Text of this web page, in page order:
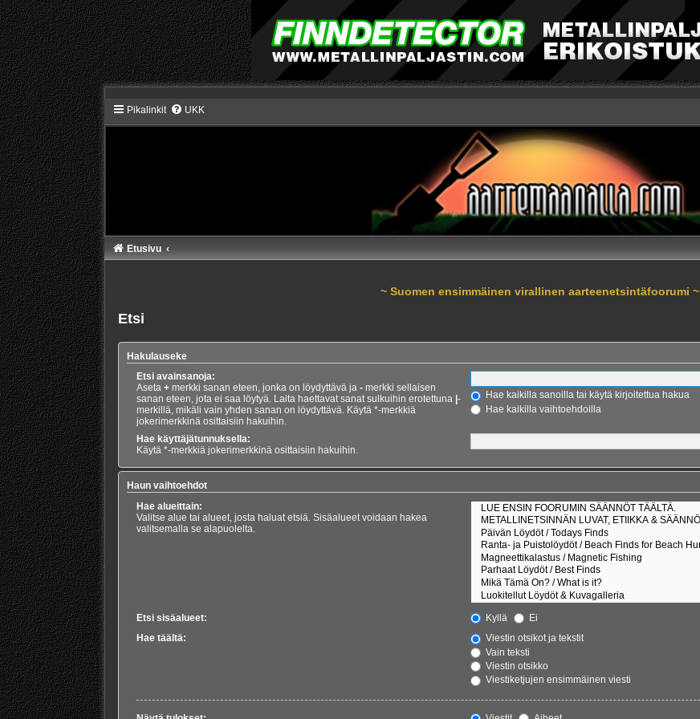
Pikalinkit UKK
Etusivu
~ Suomen ensimmäinen virallinen aarteenetsintäfoorumi ~
Etsi
Hakulauseke
Etsi avainsanoja:
Aseta +merkki sanan eteen, jonka on löydyttävä ja -merkki sellaisen
sanan eteen, jota ei saa löytyä. Laita haettavat sanat sulkuihin erotettuna -
merkillä, mikäli vain yhden sanan on löydyttävä. Käytä *-merkkiä
jokerimerkkinä osittaisiin hakuihin.
Hae kaikilla sanoilla tai käytä kirjoitettua hakua
Hae kaikilla vaihtoehdoilla
Hae käyttäjätunnuksella:
Käytä *-merkkiä jokerimerkkinä osittaisiin hakuihin.
Haun vaihtoehdot
Hae alueittain:
Valitse alue tai alueet, josta haluat etsiä. Sisäalueet voidaan hakea
valitsemalla se alapuolelta.
Etsi sisäalueet: Kyllä
Ei
Hae täältä:
Viestin otsikot ja tekstit
Vain teksti
Viestin otsikko
Viestiketjujen ensimmäinen viesti